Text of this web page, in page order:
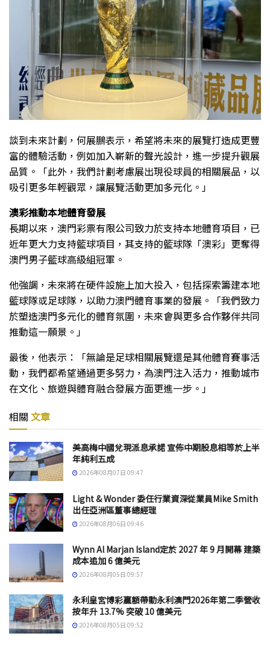
談到未來計劃，何展鵬表示，希望將未來的展覽打造成更豐
富的體驗活動，例如加入嶄新的聲光設計，進一步提升觀展
品質。「此外，我們計劃考慮展出現役球員的相關展品，以
吸引更多年輕觀眾，讓展覽活動更加多元化。」
澳彩推動本地體育發展
長期以來，澳門彩票有限公司致力於支持本地體育項目，已
近年更大力支持籃球項目，其支持的籃球隊「澳彩」更奪得
澳門男子籃球高級組冠軍。
他強調，未來將在硬件設施上加大投入，包括探索籌建本地
籃球隊或足球隊，以助力澳門體育事業的發展。「我們致力
於塑造澳門多元化的體育氛圍，未來會與更多合作夥伴共同
推動這一願景。」
最後，他表示：「無論是足球相關展覽還是其他體育賽事活
動，我們都希望通過更多努力，為澳門注入活力，推動城市
在文化、旅遊與體育融合發展方面更進一步。」
相關 文章
美高梅中國兌現派息承諾 宣佈中期股息相等於上半
年純利五成
2026年08月07日 09:47
Light & Wonder 委任行業資深從業員Mike Smith
出任亞洲區董事總經理
2026年08月06日 09:46
Wynn Al Marjan Island定於 2027 年 9 月開幕 建築
成本追加 6 億美元
2026年08月05日 09:57
永利皇宮博彩贏額帶動永利澳門2026年第二季營收
按年升 13.7% 突破 10 億美元
2026年08月05日 09:52